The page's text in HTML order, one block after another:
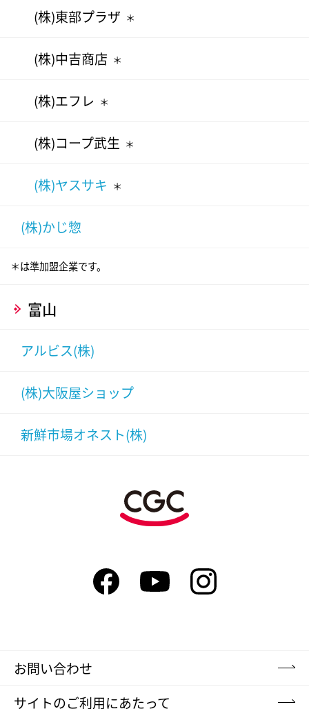
(株)東部プラザ ＊
(株)中吉商店 ＊
(株)エフレ ＊
(株)コープ武生 ＊
(株)ヤスサキ ＊
(株)かじ惣
＊は準加盟企業です。
富山
アルビス(株)
(株)大阪屋ショップ
新鮮市場オネスト(株)
お問い合わせ
サイトのご利用にあたって